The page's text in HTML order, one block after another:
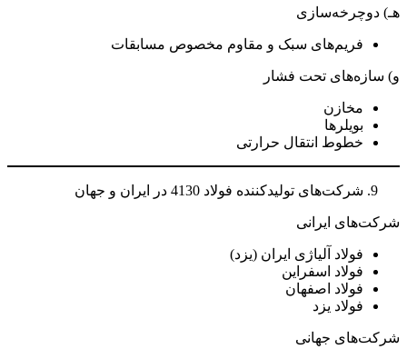
هـ) دوچرخه‌سازی
فریم‌های سبک و مقاوم مخصوص مسابقات
و) سازه‌های تحت فشار
مخازن
بویلرها
خطوط انتقال حرارتی
شرکت‌های تولیدکننده فولاد 4130 در ایران و جهان
شرکت‌های ایرانی
فولاد آلیاژی ایران (یزد)
فولاد اسفراین
فولاد اصفهان
فولاد یزد
شرکت‌های جهانی